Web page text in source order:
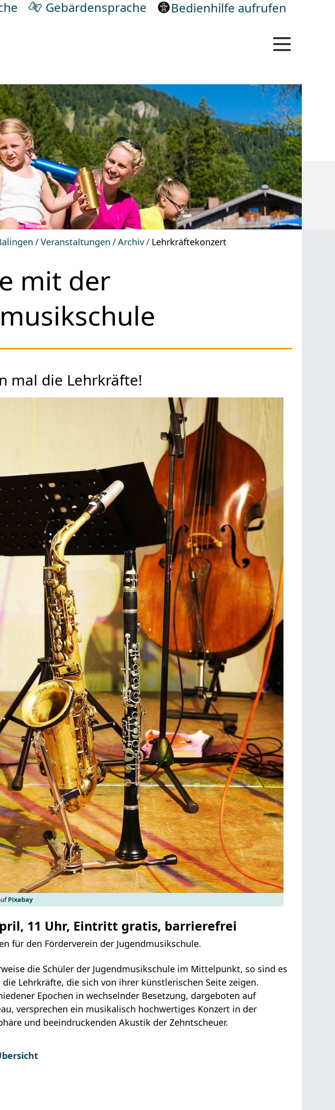
Gebärdensprache Bedienhilfe aufrufen
Veranstaltungen Archiv Lehrkräftekonzert
mit der
mal die Lehrkräfte!
Pixabay
11 Uhr, Eintritt gratis, barrierefrei
für den Förderverein der Jugendmusikschule.
die Schüler der Jugendmusikschule im Mittelpunkt, so sind es
Lehrkräfte, die sich von ihrer künstlerischen Seite zeigen.
Epochen in wechselnder Besetzung, dargeboten auf
versprechen ein musikalisch hochwertiges Konzert in der
und beeindruckenden Akustik der Zehntscheuer.